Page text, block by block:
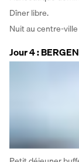
Dîner libre.
Nuit au centre-
Jour 4 :